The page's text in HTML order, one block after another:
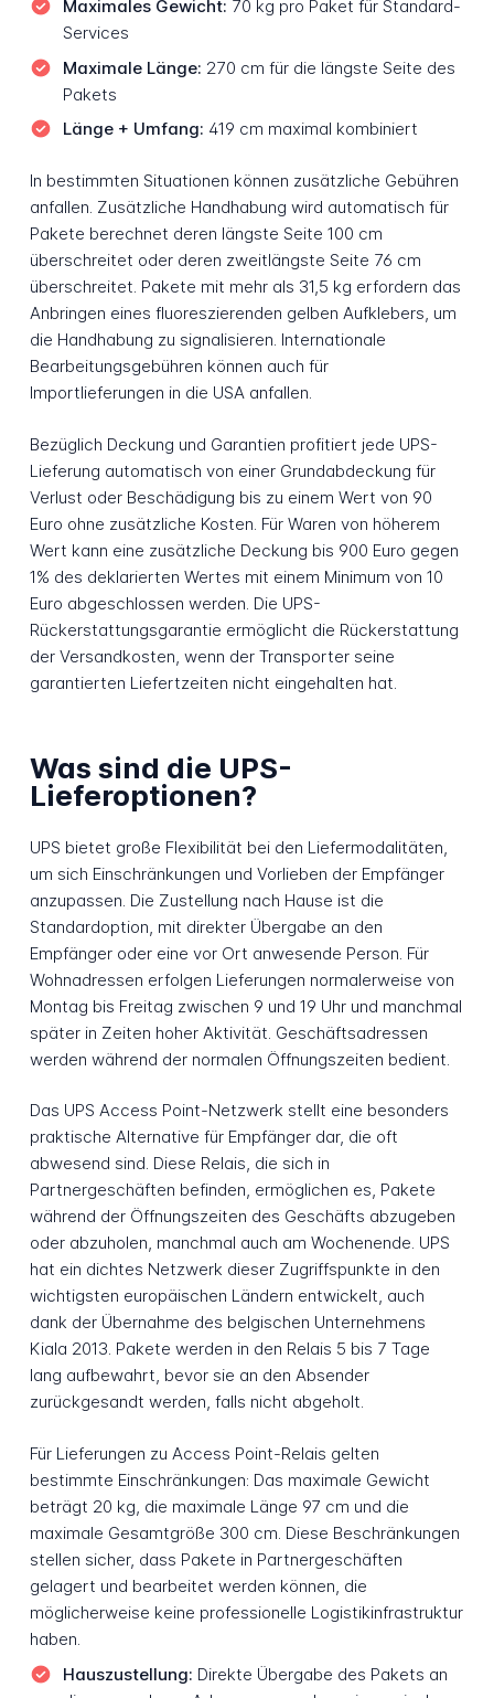
Maximales Gewicht: 70 kg pro Paket für Standard-
Services
Maximale Länge: 270 cm für die längste Seite des
Pakets
Länge + Umfang: 419 cm maximal kombiniert
In bestimmten Situationen können zusätzliche Gebühren
anfallen. Zusätzliche Handhabung wird automatisch für
Pakete berechnet deren längste Seite 100 cm
überschreitet oder deren zweitlängste Seite 76 cm
überschreitet. Pakete mit mehr als 31,5 kg erfordern das
Anbringen eines fluoreszierenden gelben Aufklebers, um
die Handhabung zu signalisieren. Internationale
Bearbeitungsgebühren können auch für
Importlieferungen in die USA anfallen.
Bezüglich Deckung und Garantien profitiert jede UPS-
Lieferung automatisch von einer Grundabdeckung für
Verlust oder Beschädigung bis zu einem Wert von 90
Euro ohne zusätzliche Kosten. Für Waren von höherem
Wert kann eine zusätzliche Deckung bis 900 Euro gegen
1% des deklarierten Wertes mit einem Minimum von 10
Euro abgeschlossen werden. Die UPS-
Rückerstattungsgarantie ermöglicht die Rückerstattung
der Versandkosten, wenn der Transporter seine
garantierten Liefertzeiten nicht eingehalten hat.
Was sind die UPS-
Lieferoptionen?
UPS bietet große Flexibilität bei den Liefermodalitäten,
um sich Einschränkungen und Vorlieben der Empfänger
anzupassen. Die Zustellung nach Hause ist die
Standardoption, mit direkter Übergabe an den
Empfänger oder eine vor Ort anwesende Person. Für
Wohnadressen erfolgen Lieferungen normalerweise von
Montag bis Freitag zwischen 9 und 19 Uhr und manchmal
später in Zeiten hoher Aktivität. Geschäftsadressen
werden während der normalen Öffnungszeiten bedient.
Das UPS Access Point-Netzwerk stellt eine besonders
praktische Alternative für Empfänger dar, die oft
abwesend sind. Diese Relais, die sich in
Partnergeschäften befinden, ermöglichen es, Pakete
während der Öffnungszeiten des Geschäfts abzugeben
oder abzuholen, manchmal auch am Wochenende. UPS
hat ein dichtes Netzwerk dieser Zugriffspunkte in den
wichtigsten europäischen Ländern entwickelt, auch
dank der Übernahme des belgischen Unternehmens
Kiala 2013. Pakete werden in den Relais 5 bis 7 Tage
lang aufbewahrt, bevor sie an den Absender
zurückgesandt werden, falls nicht abgeholt.
Für Lieferungen zu Access Point-Relais gelten
bestimmte Einschränkungen: Das maximale Gewicht
beträgt 20 kg, die maximale Länge 97 cm und die
maximale Gesamtgröße 300 cm. Diese Beschränkungen
stellen sicher, dass Pakete in Partnergeschäften
gelagert und bearbeitet werden können, die
möglicherweise keine professionelle Logistikinfrastruktur
haben.
Hauszustellung: Direkte Übergabe des Pakets an